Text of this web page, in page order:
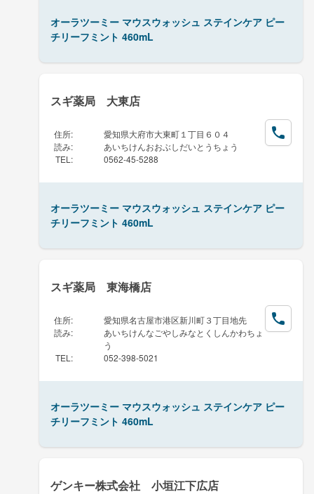
オーラツーミー マウスウォッシュ ステインケア ピー
チリーフミント 460mL
スギ薬局 大東店
住所:
愛知県大府市大東町１丁目６０４
読み:
あいちけんおおぶしだいとうちょう
TEL : 0562-45-5288
オーラツーミー マウスウォッシュ ステインケア ピー
チリーフミント 460mL
スギ薬局 東海橋店
住所:
愛知県名古屋市港区新川町３丁目地先
読み:
あいちけんなごやしみなとくしんかわちょ
う
TEL : 052-398-5021
オーラツーミー マウスウォッシュ ステインケア ピー
チリーフミント 460mL
ゲンキー株式会社 小垣江下広店